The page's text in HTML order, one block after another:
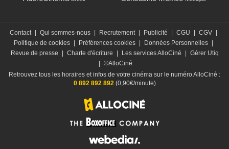
Contact Qui sommes-nous Recrutement Publicité CGU CGV
Politique de cookies
Préférences cookies Données Personnelles
Revue de presse
Charte d'écriture Les services AlloCiné
Gérer Utiq
©AlloCiné
Retrouvez tous les horaires et infos de votre cinéma sur le numéro AlloCiné :
0 892 892 892(0,90€/minute)